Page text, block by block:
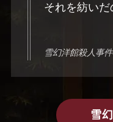
それを紡いだ
雪幻洋館殺人事
雪